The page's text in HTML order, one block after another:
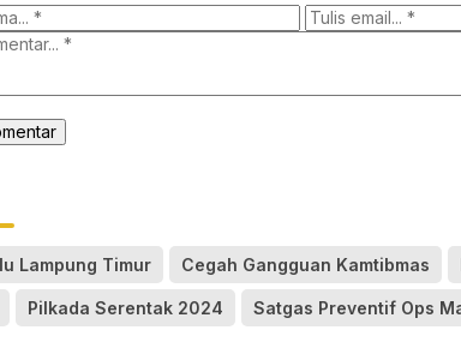
Lampung Timur Cegah Gangguan Kamtibmas
Pilkada Serentak 2024 Satgas Preventif Ops